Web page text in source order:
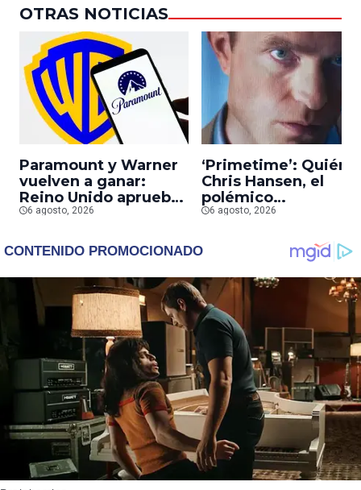
OTRAS NOTICIAS
Paramount y Warner
vuelven a ganar:
Reino Unido aprueba
la fusión entre
6 agosto, 2026
‘Primetime’: Quién
Chris Hansen, el
polémico
presentador que
interpreta en su
nueva película
6 agosto, 2026